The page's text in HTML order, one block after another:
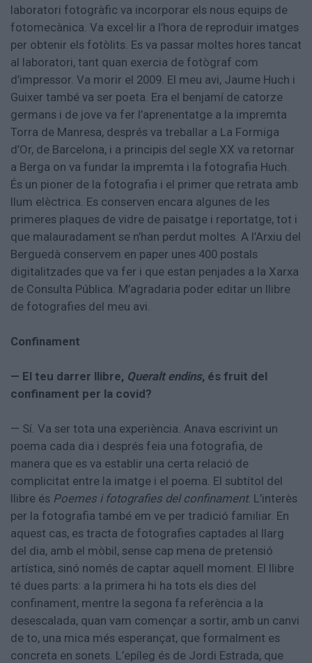
laboratori fotogràfic va incorporar els nous equips de
fotomecànica. Va excel·lir a l’hora de reproduir imatges
per obtenir els fotòlits. Es va passar moltes hores tancat
al laboratori, tant quan exercia de fotògraf com
d’impressor. Va morir el 2009. El meu avi, Jaume Huch i
Guixer també va ser poeta. Era el benjamí de catorze
germans i de jove va fer l’aprenentatge a la impremta
Torra de Manresa, després va treballar a La Formiga
d’Or, de Barcelona, i a principis del segle XX va retornar
a Berga on va fundar la impremta i la fotografia Huch.
És un pioner de la fotografia i el primer que retrata amb
llum elèctrica. Es conserven encara algunes de les
primeres plaques de vidre de paisatge i reportatge, tot i
que malauradament se n’han perdut moltes. A l’Arxiu del
Berguedà conservem en paper unes 400 postals
digitalitzades que va fer i que estan penjades a la Xarxa
de Consulta Pública. M’agradaria poder editar un llibre
de fotografies del meu avi.
Confinament
— El teu darrer llibre, Queralt endins, és fruit del
confinament per la covid?
— Sí. Va ser tota una experiència. Anava escrivint un
poema cada dia i després feia una fotografia, de
manera que es va establir una certa relació de
complicitat entre la imatge i el poema. El subtítol del
llibre és Poemes i fotografies del confinament. L’interès
per la fotografia també em ve per tradició familiar. En
aquest cas, es tracta de fotografies captades al llarg
del dia, amb el mòbil, sense cap mena de pretensió
artística, sinó només de captar aquell moment. El llibre
té dues parts: a la primera hi ha tots els dies del
confinament, mentre la segona fa referència a la
desescalada, quan vam començar a sortir, amb un canvi
de to, una mica més esperançat, que formalment es
concreta en sonets. L’epíleg és de Jordi Estrada, que